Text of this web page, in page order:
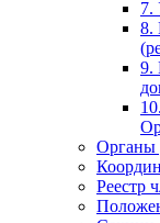
7.
8.
9.
Органы
Реестр